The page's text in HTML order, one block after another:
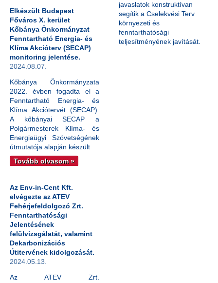
Elkészült Budapest
Főváros X. kerület
Kőbánya Önkormányzat
Fenntartható Energia- és
Klíma Akcióterv (SECAP)
monitoring jelentése.
2024.08.07.
Kőbánya Önkormányzata
2022. évben fogadta el a
Fenntartható Energia- és
Klíma Akciótervét (SECAP).
A kőbányai SECAP a
Polgármesterek Klíma- és
Energiaügyi Szövetségének
útmutatója alapján készült
Tovább olvasom »
Az Env-in-Cent Kft.
elvégezte az ATEV
Fehérjefeldolgozó Zrt.
Fenntarthatósági
Jelentésének
felülvizsgálatát, valamint
Dekarbonizációs
Útitervének kidolgozását.
2024.05.13.
Az ATEV Zrt.
javaslatok konstruktívan
segítik a Cselekvési Terv
környezeti és
fenntarthatósági
teljesítményének javítását.